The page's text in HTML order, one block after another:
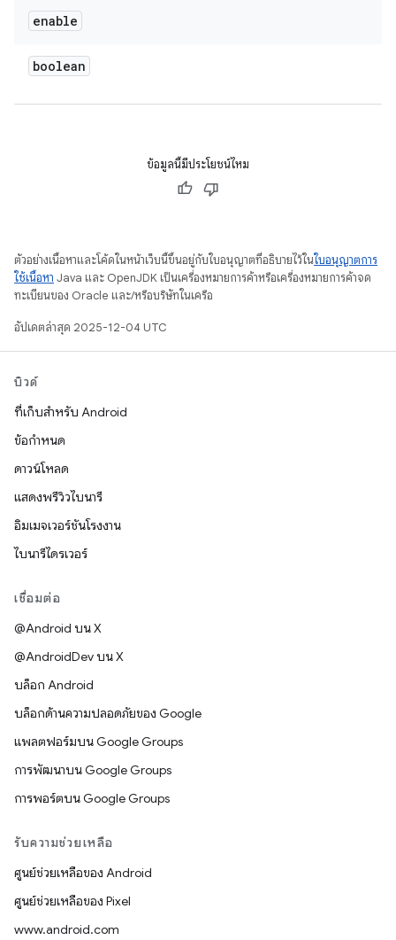
enable
boolean
ข้อมูลนี้มีประโยชน์ไหม
ตัวอย่างเนื้อหาและโค้ดในหน้าเว็บนี้ขึ้นอยู่กับใบอนุญาตที่อธิบายไว้ในใบอนุญาตการ
ใช้เนื้อหา Java และ OpenJDK เป็นเครื่องหมายการค้าหรือเครื่องหมายการค้าจด
ทะเบียนของ Oracle และ/หรือบริษัทในเครือ
อัปเดตล่าสุด 2025-12-04 UTC
บิวด์
ที่เก็บสำหรับ Android
ข้อกำหนด
ดาวน์โหลด
แสดงพรีวิวไบนารี
อิมเมจเวอร์ชันโรงงาน
ไบนารีไดรเวอร์
เชื่อมต่อ
@Android บน X
@AndroidDev บน X
บล็อก Android
บล็อกด้านความปลอดภัยของ Google
แพลตฟอร์มบน Google Groups
การพัฒนาบน Google Groups
การพอร์ตบน Google Groups
รับความช่วยเหลือ
ศูนย์ช่วยเหลือของ Android
ศูนย์ช่วยเหลือของ Pixel
www.android.com